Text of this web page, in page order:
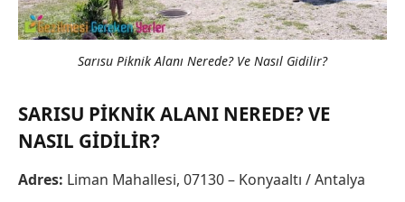
Sarısu Piknik Alanı Nerede? Ve Nasıl Gidilir?
SARISU PIKNIK ALANI NEREDE? VE
NASIL GIDILIR?
Adres: Liman Mahallesi, 07130 – Konyaaltı / Antalya